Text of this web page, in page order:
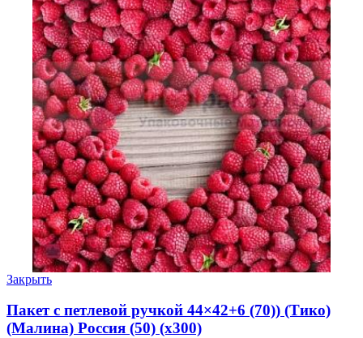
Закрыть
Пакет с петлевой ручкой 44×42+6 (70)) (Тико)
(Малина) Россия (50) (х300)